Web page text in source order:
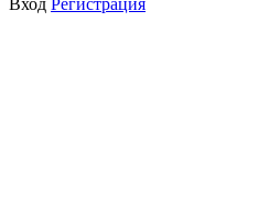
Вход Регистрация